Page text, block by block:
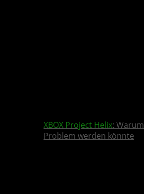
XBOX Project Helix: Warum
Problem werden könnte